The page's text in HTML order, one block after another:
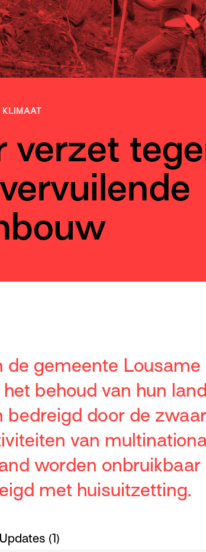
KLIMAAT
verzet
de gemeente Lousame
behoud van hun
bedreigd door de
van
worden
met huisuitzetting.
Updates (1)